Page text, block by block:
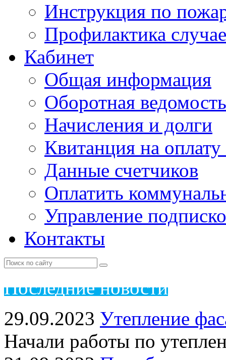
Инструкция по
Профилактика
Кабинет
Общая информация
Оборотная ведомость
Начисления и долги
Квитанция на
Данные счетчиков
Оплатить
Управление
Контакты
Последние новости
29.09.2023 Утепление
Начали работы по